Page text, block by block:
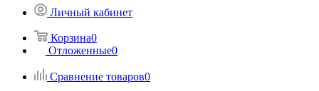
Личный кабинет
Корзина0
Отложенные0
Сравнение товаров0